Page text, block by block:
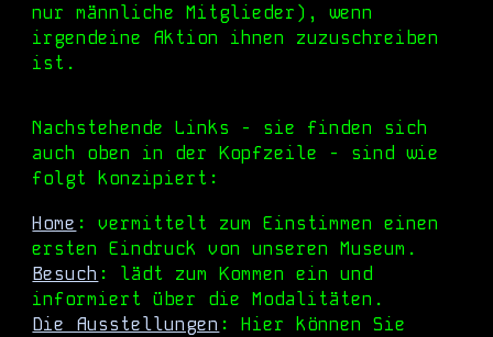
nur männliche Mitglieder), wenn
irgendeine Aktion ihnen zuzuschreiben
ist.
Nachstehende Links - sie finden sich
auch oben in der Kopfzeile - sind wie
folgt konzipiert:
Home :
vermittelt zum Einstimmen einen
ersten Eindruck von unseren Museum.
Besuch :
lädt zum Kommen ein und
informiert über die Modalitäten.
Die Ausstellungen : Hier können Sie